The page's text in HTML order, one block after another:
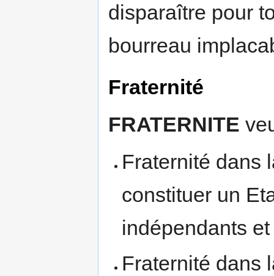
disparaître pour
bourreau
Fraternité
FRATERNITE
Fraternité dans
constituer un
indépendants
Fraternité dans